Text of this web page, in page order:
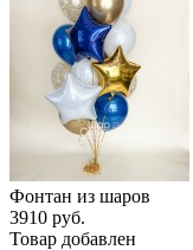
Фонтан из шаров
3910 руб.
Товар добавлен